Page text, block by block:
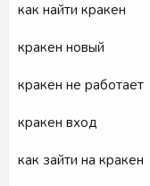
как найти кракен
кракен новый
кракен не работает
кракен вход
как зайти на кракен